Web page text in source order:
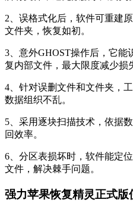
2、误格式化后，软件可重建
文件夹，恢复如初。
3、意外GHOST操作后，它能
复内部文件，最大限度减少损
4、针对误删文件和文件夹，
数据组织不乱。
5、采用逐块扫描技术，依据
回效率。
6、分区表损坏时，软件能定
文件，解决棘手问题。
强力苹果恢复精灵正式版